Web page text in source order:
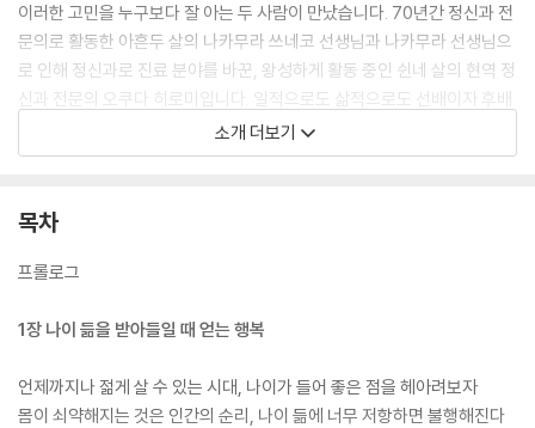
이러한 고민을 누구보다 잘 아는 두 사람이 만났습니다. 70년간 정신과 전
문의로 활동한 아흔두 살의 나카무라 쓰네코 선생님과 나카무라 선생님으
로 인해 정신과로 진료 분야를 바꾼, 왕성하게 활동 중인 쉰네 살의 현역 정
신과 전문의 오쿠다 히로미입니다. 일적으로도 삶적으로도 선배이자 후배
로 깊은 교감을 나누는 두 사람은, 이 풍요의 시대에 많은 사람이 나이 드는
것을 불안해한다는 것에 주목하고 필요한 조언을 대화 형식으로 한 권의
대의 삶도 적극적으로 꾸려가고 있는 나카무라 선생님에게 ‘나이 든다는
각자 살아온 삶은 물론이고 직업상 수많은 사람을 상담한 경험이 녹아든
년을 앞두고 불안을 떨치지 못하는 중장년층 및 노년층에게 지금의 삶을
꾸려갈 수 있는 용기를 줍니다. 이를 통해 나이 드는 것의 즐거움과 나이 듦
소개 더보기
목차
프롤로그
1장 나이 듦을 받아들일 때 얻는 행복
언제까지나 젊게 살 수 있는 시대, 나이가 들어 좋은 점을 헤아려보자
몸이 쇠약해지는 것은 인간의 순리, 나이 듦에 너무 저항하면 불행해진다